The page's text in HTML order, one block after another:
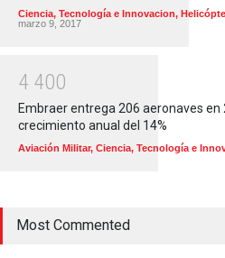
Ciencia, Tecnología e Innovacion,
marzo 9, 2017
4 400
Embraer entrega 206 aeronaves en
crecimiento anual del 14%
Aviación Militar, Ciencia, Tecnología e
Most Commented